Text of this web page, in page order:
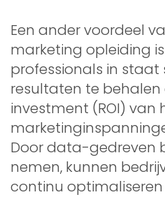
Een ander voordeel
marketing opleiding
professionals in
resultaten te behalen
investment (ROI) van
Door data-gedreven
nemen, kunnen
continu optimaliseren